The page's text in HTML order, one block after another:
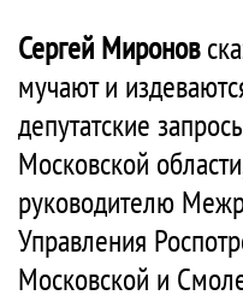
Сергей Миронов
мучают и
депутатские
Московской
руководителю
Управления
Московской и